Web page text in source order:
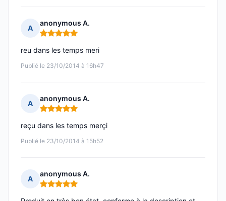
A
anonymous A.
Note : 5 sur 5
Publié le 23/10/2014 à 16h47
reu dans les temps meri
A
anonymous A.
Note : 5 sur 5
Publié le 23/10/2014 à 15h52
reçu dans les temps merçi
A
anonymous A.
Note : 5 sur 5